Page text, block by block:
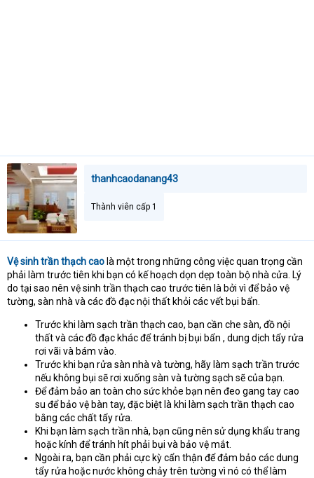
thanhcaodanang43
Thành viên cấp 1
Vệ sinh trần thạch cao là một trong những công việc quan trọng cần
phải làm trước tiên khi bạn có kế hoạch dọn dẹp toàn bộ nhà cửa. Lý
do tại sao nên vệ sinh trần thạch cao trước tiên là bởi vì để bảo vệ
tường, sàn nhà và các đồ đạc nội thất khỏi các vết bụi bẩn.
Trước khi làm sạch trần thạch cao, bạn cần che sàn, đồ nội
thất và các đồ đạc khác để tránh bị bụi bẩn , dung dịch tẩy rửa
rơi vãi và bám vào.
Trước khi bạn rửa sàn nhà và tường, hãy làm sạch trần trước
nếu không bụi sẽ rơi xuống sàn và tường sạch sẽ của bạn.
Để đảm bảo an toàn cho sức khỏe bạn nên đeo gang tay cao
su để bảo vệ bàn tay, đặc biệt là khi làm sạch trần thạch cao
bằng các chất tẩy rửa.
Khi bạn làm sạch trần nhà, bạn cũng nên sử dụng khẩu trang
hoặc kính để tránh hít phải bụi và bảo vệ mắt.
Ngoài ra, bạn cần phải cực kỳ cẩn thận để đảm bảo các dung
tẩy rửa hoặc nước không chảy trên tường vì nó có thể làm